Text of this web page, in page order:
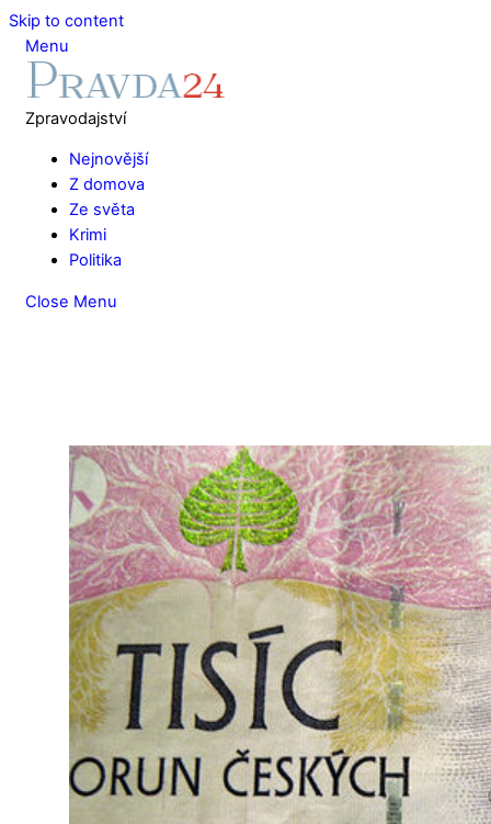
Skip to content
Menu
Zpravodajství
Nejnovější
Z domova
Ze světa
Krimi
Politika
Close Menu